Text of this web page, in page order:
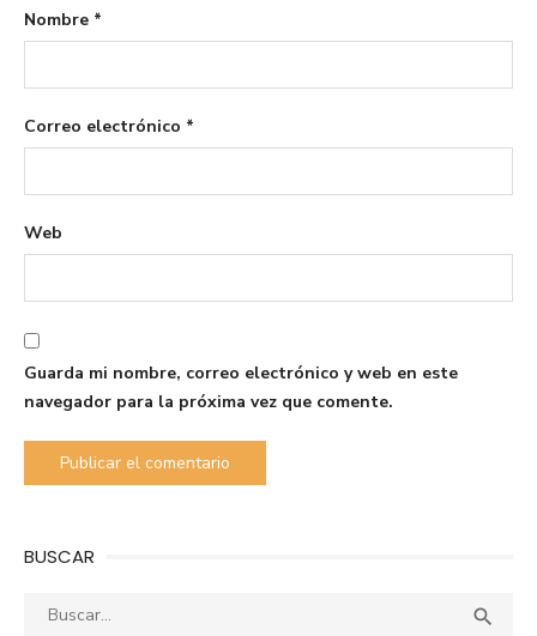
Nombre *
Correo electrónico *
Web
Guarda mi nombre, correo electrónico y web en este
navegador para la próxima vez que comente.
BUSCAR
Buscar: 